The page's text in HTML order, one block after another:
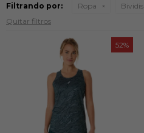
Filtrando por: Ropa Bividis
Quitar filtros
52